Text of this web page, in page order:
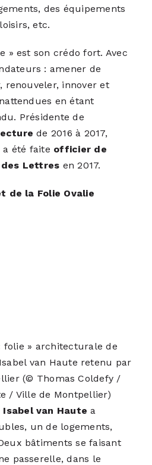
des équipements
etc.
» est son crédo fort. Avec
: amener de
renouveler, innover et
en étant
Présidente de
de 2016 à 2017,
a été faite officier de
des Lettres en 2017.
de la Folie Ovalie
folie » architecturale de
van Haute retenu par
(© Thomas Coldefy /
/ Ville de Montpellier)
Isabel van Hautea
un de logements,
bâtiments se faisant
passerelle, dans le